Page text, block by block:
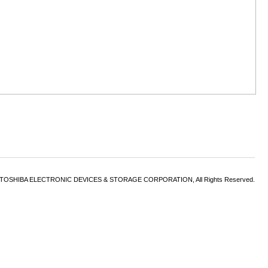
ELECTRONIC DEVICES & STORAGE CORPORATION, All Rights Reserved.